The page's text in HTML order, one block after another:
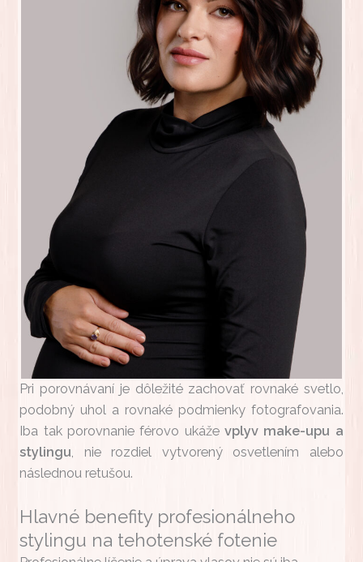
Pri porovnávaní je dôležité zachovať rovnaké svetlo,
podobný uhol a rovnaké podmienky fotografovania.
Iba tak porovnanie férovo ukáže vplyv make-upu a
stylingu, nie rozdiel vytvorený osvetlením alebo
následnou retušou.
Hlavné benefity profesionálneho
stylingu na tehotenské fotenie